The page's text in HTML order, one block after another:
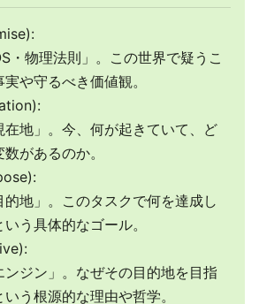
・物理法則」。この世界で疑うこ
や守るべき価値観。
在地」。今、何が起きていて、ど
があるのか。
的地」。このタスクで何を達成し
う具体的なゴール。
ンジン」。なぜその目的地を目指
う根源的な理由や哲学。